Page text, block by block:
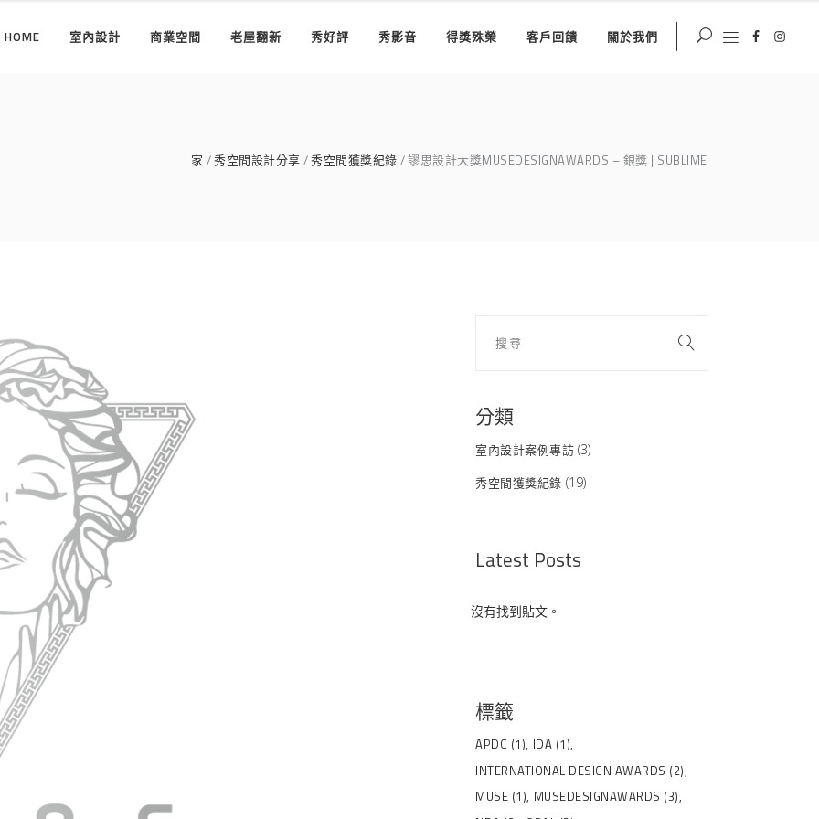
HOME 室內設計 商業空間 老屋翻新 秀好評 秀影音 得獎殊榮 客戶回饋 關於我們
家 秀空間設計分享 秀空間獲獎紀錄 謬思設計大獎MUSEDESIGNAWARDS – 銀獎 | SUBLIME
分類
室內設計案例專訪 (3)
秀空間獲獎紀錄 (19)
Latest Posts
沒有找到貼文。
標籤
APDC (1) IDA (1)
INTERNATIONAL DESIGN AWARDS (2)
MUSE (1) MUSEDESIGNAWARDS (3)